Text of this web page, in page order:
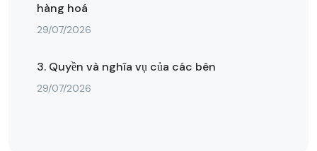
hàng hoá
29/07/2026
3. Quyền và nghĩa vụ của các bên
29/07/2026